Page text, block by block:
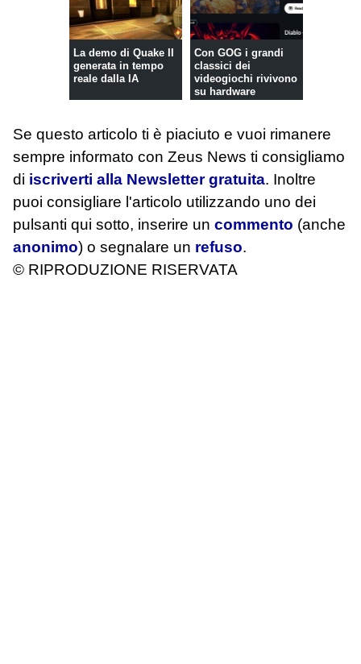
La demo di Quake II
generata in tempo
reale dalla IA
Con GOG i grandi
classici dei
videogiochi rivivono
su hardware
Se questo articolo ti è piaciuto e vuoi rimanere
sempre informato con Zeus News ti consigliamo
di iscriverti alla Newsletter gratuita. Inoltre
puoi consigliare l'articolo utilizzando uno dei
pulsanti qui sotto, inserire un commento (anche
anonimo) o segnalare un refuso.
© RIPRODUZIONE RISERVATA